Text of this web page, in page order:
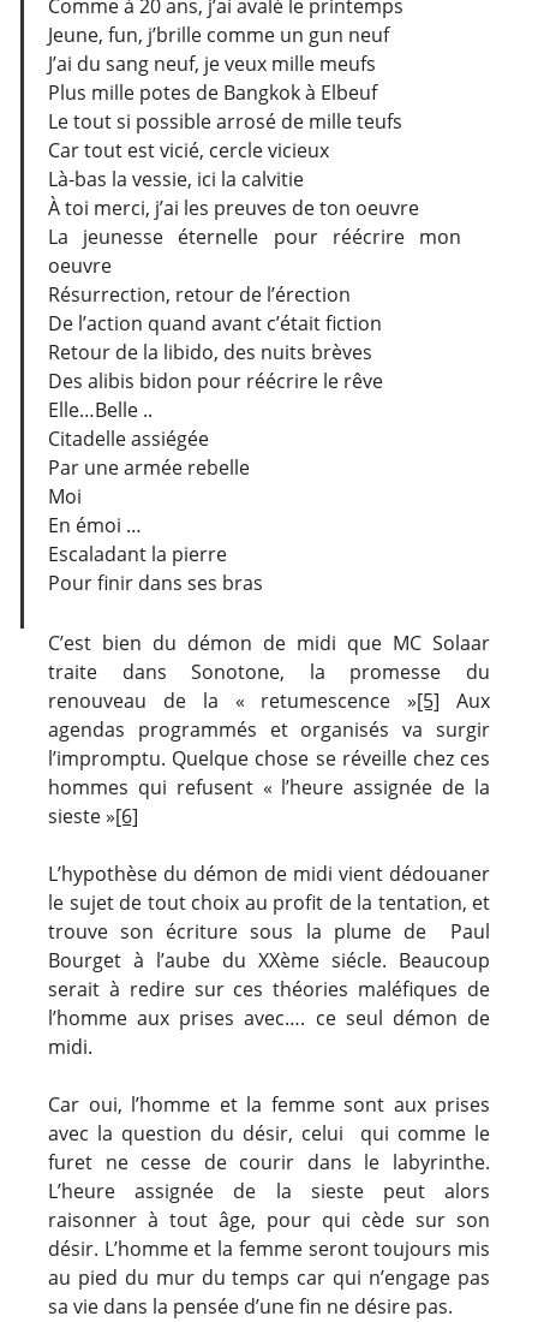
Comme à 20 ans, j’ai avalé le printemps
Jeune, fun, j’brille comme un gun neuf
J’ai du sang neuf, je veux mille meufs
Plus mille potes de Bangkok à Elbeuf
Le tout si possible arrosé de mille teufs
Car tout est vicié, cercle vicieux
Là-bas la vessie, ici la calvitie
À toi merci, j’ai les preuves de ton oeuvre
La jeunesse éternelle pour réécrire mon
oeuvre
Résurrection, retour de l’érection
De l’action quand avant c’était fiction
Retour de la libido, des nuits brèves
Des alibis bidon pour réécrire le rêve
Elle…Belle ..
Citadelle assiégée
Par une armée rebelle
Moi
En émoi …
Escaladant la pierre
Pour finir dans ses bras
C’est bien du démon de midi que MC Solaar
traite dans Sonotone, la promesse du
renouveau de la « retumescence »[5] Aux
agendas programmés et organisés va surgir
l’impromptu. Quelque chose se réveille chez ces
hommes qui refusent « l’heure assignée de la
sieste »[6]
L’hypothèse du démon de midi vient dédouaner
le sujet de tout choix au profit de la tentation, et
trouve son écriture sous la plume de Paul
Bourget à l’aube du XXème siécle. Beaucoup
serait à redire sur ces théories maléfiques de
l’homme aux prises avec…. ce seul démon de
midi.
Car oui, l’homme et la femme sont aux prises
avec la question du désir, celui qui comme le
furet ne cesse de courir dans le labyrinthe.
L’heure assignée de la sieste peut alors
raisonner à tout âge, pour qui cède sur son
désir. L’homme et la femme seront toujours mis
au pied du mur du temps car qui n’engage pas
sa vie dans la pensée d’une fin ne désire pas.